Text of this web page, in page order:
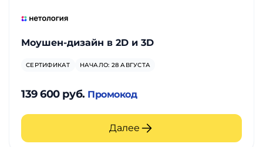
Моушен-дизайн в 2D и 3D
СЕРТИФИКАТ НАЧАЛО: 28 АВГУСТА
139 600 руб. Промокод
Далее